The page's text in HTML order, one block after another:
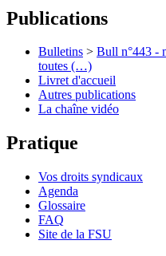
Publications
Bulletins > Bull n°443 -
toutes (…)
Livret d'accueil
Autres publications
La chaîne vidéo
Pratique
Vos droits syndicaux
Agenda
Glossaire
FAQ
Site de la FSU